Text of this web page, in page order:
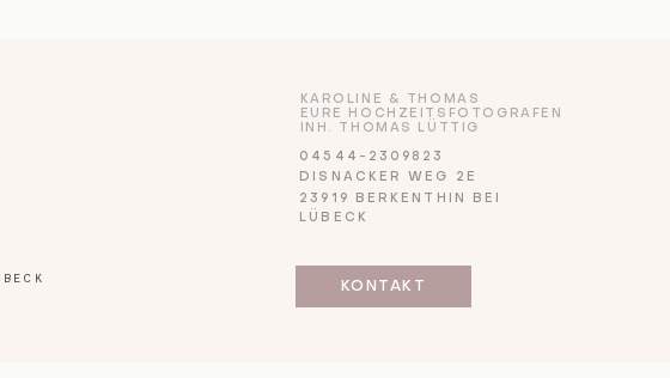
KAROLINE & THOMAS
EURE HOCHZEITSFOTOGRAFEN
INH. THOMAS LÜTTIG
04544-2309823
DISNACKER WEG 2E
23919 BERKENTHIN BEI
LÜBECK
KONTAKT